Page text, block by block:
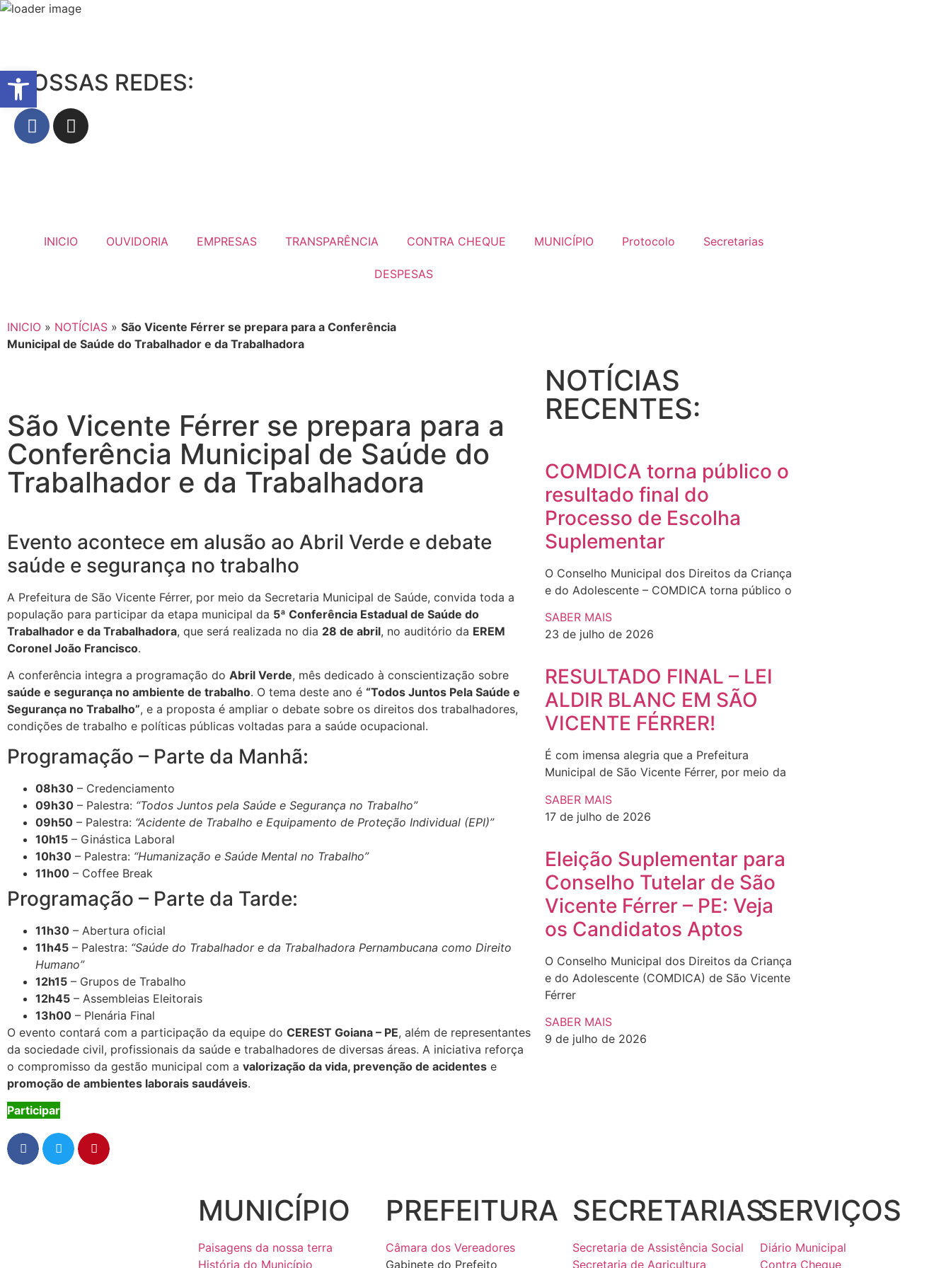
NOSSAS REDES:
INICIO OUVIDORIA EMPRESAS TRANSPARÊNCIA CONTRA CHEQUE MUNICÍPIO Protocolo Secretarias
DESPESAS
INICIO » NOTÍCIAS » São Vicente Férrer se prepara para a Conferência
Municipal de Saúde do Trabalhador e da Trabalhadora
São Vicente Férrer se prepara para a
Conferência Municipal de Saúde do
Trabalhador e da Trabalhadora
Evento acontece em alusão ao Abril Verde e debate
saúde e segurança no trabalho
A Prefeitura de São Vicente Férrer, por meio da Secretaria Municipal de Saúde, convida toda a
população para participar da etapa municipal da 5ª Conferência Estadual de Saúde do
Trabalhador e da Trabalhadora, que será realizada no dia 28 de abril, no auditório da EREM
Coronel João Francisco.
A conferência integra a programação do Abril Verde, mês dedicado à conscientização sobre
saúde e segurança no ambiente de trabalho. O tema deste ano é “Todos Juntos Pela Saúde e
Segurança no Trabalho”, e a proposta é ampliar o debate sobre os direitos dos trabalhadores,
condições de trabalho e políticas públicas voltadas para a saúde ocupacional.
Programação – Parte da Manhã:
08h30 – Credenciamento
09h30 – Palestra: “Todos Juntos pela Saúde e Segurança no Trabalho”
09h50 – Palestra: “Acidente de Trabalho e Equipamento de Proteção Individual (EPI)”
10h15 – Ginástica Laboral
10h30 – Palestra: “Humanização e Saúde Mental no Trabalho”
11h00 – Coffee Break
Programação – Parte da Tarde:
11h30 – Abertura oficial
11h45 – Palestra: “Saúde do Trabalhador e da Trabalhadora Pernambucana como Direito
Humano”
12h15 – Grupos de Trabalho
12h45 – Assembleias Eleitorais
13h00 – Plenária Final
O evento contará com a participação da equipe do CEREST Goiana – PE, além de representantes
da sociedade civil, profissionais da saúde e trabalhadores de diversas áreas. A iniciativa reforça
o compromisso da gestão municipal com a valorização da vida, prevenção de acidentes e
promoção de ambientes laborais saudáveis.
Participar
NOTÍCIAS
RECENTES:
COMDICA torna público o
resultado final do
Processo de Escolha
Suplementar
O Conselho Municipal dos Direitos da Criança
e do Adolescente – COMDICA torna público o
SABER MAIS
23 de julho de 2026
RESULTADO FINAL – LEI
ALDIR BLANC EM SÃO
VICENTE FÉRRER!
É com imensa alegria que a Prefeitura
Municipal de São Vicente Férrer, por meio da
SABER MAIS
17 de julho de 2026
Eleição Suplementar para
Conselho Tutelar de São
Vicente Férrer – PE: Veja
os Candidatos Aptos
O Conselho Municipal dos Direitos da Criança
e do Adolescente (COMDICA) de São Vicente
Férrer
SABER MAIS
9 de julho de 2026
MUNICÍPIO
Paisagens da nossa terra
História do Município
PREFEITURA
Câmara dos Vereadores
Gabinete do Prefeito
SECRETARIAS
Secretaria de Assistência Social
Secretaria de Agricultura
SERVIÇOS
Diário Municipal
Contra Cheque
Abrir a barra de ferramentas